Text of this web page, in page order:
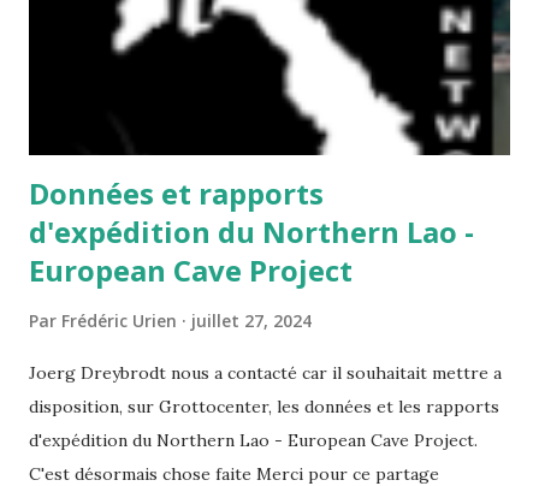
Données et rapports
d'expédition du Northern Lao -
European Cave Project
Par Frédéric Urien juillet 27, 2024
Joerg Dreybrodt nous a contacté car il souhaitait mettre a
disposition, sur Grottocenter, les données et les rapports
d'expédition du Northern Lao - European Cave Project.
C'est désormais chose faite Merci pour ce partage